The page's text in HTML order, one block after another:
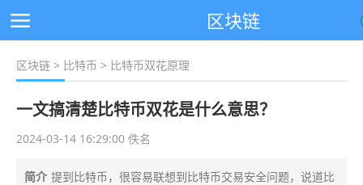
区块链
区块链 > 比特币 > 比特币双花原理
一文搞清楚比特币双花是什么意思？
2024-03-14 16:29:00 佚名
简介 提到比特币，很容易联想到比特币交易安全问题，说道比